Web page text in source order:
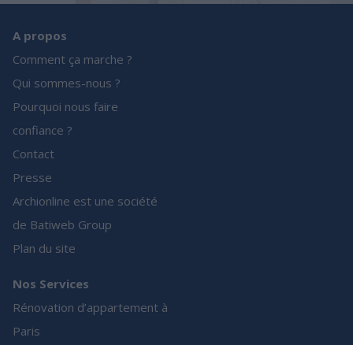
A propos
Comment ça marche ?
Qui sommes-nous ?
Pourquoi nous faire
confiance ?
Contact
Presse
Archionline est une société
de Batiweb Group
Plan du site
Nos Services
Rénovation d’appartement à
Paris